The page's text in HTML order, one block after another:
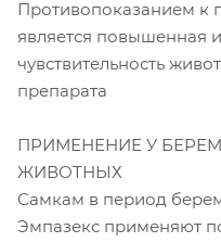
Противопоказанием к
является повышенная
чувствительность
препарата
ПРИМЕНЕНИЕ У
ЖИВОТНЫХ
Самкам в период
Эмпазекс применяют